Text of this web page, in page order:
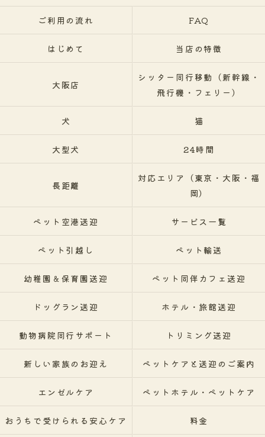
ご利用の流れ FAQ
はじめて 当店の特徴
大阪店
シッター同行移動（新幹線・
飛行機・フェリー）
犬 猫
大型犬 24時間
長距離
対応エリア（東京・大阪・福
岡）
ペット空港送迎 サービス一覧
ペット引越し ペット輸送
幼稚園＆保育園送迎 ペット同伴カフェ送迎
ドッグラン送迎 ホテル・旅館送迎
動物病院同行サポート トリミング送迎
新しい家族のお迎え ペットケアと送迎のご案内
エンゼルケア ペットホテル・ペットケア
おうちで受けられる安心ケア 料金